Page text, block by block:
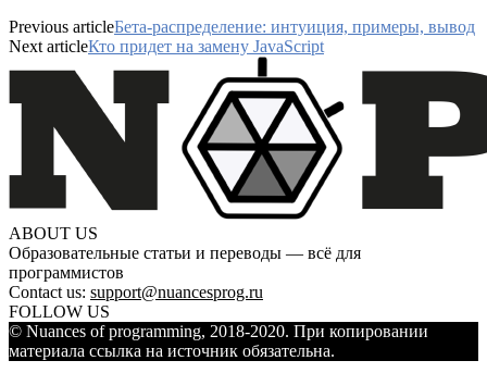
Previous articleБета-распределение: интуиция, примеры, вывод
Next articleКто придет на замену JavaScript
ABOUT US
Образовательные статьи и переводы — всё для
программистов
Contact us: support@nuancesprog.ru
FOLLOW US
© Nuances of programming, 2018-2020. При копировании
материала ссылка на источник обязательна.